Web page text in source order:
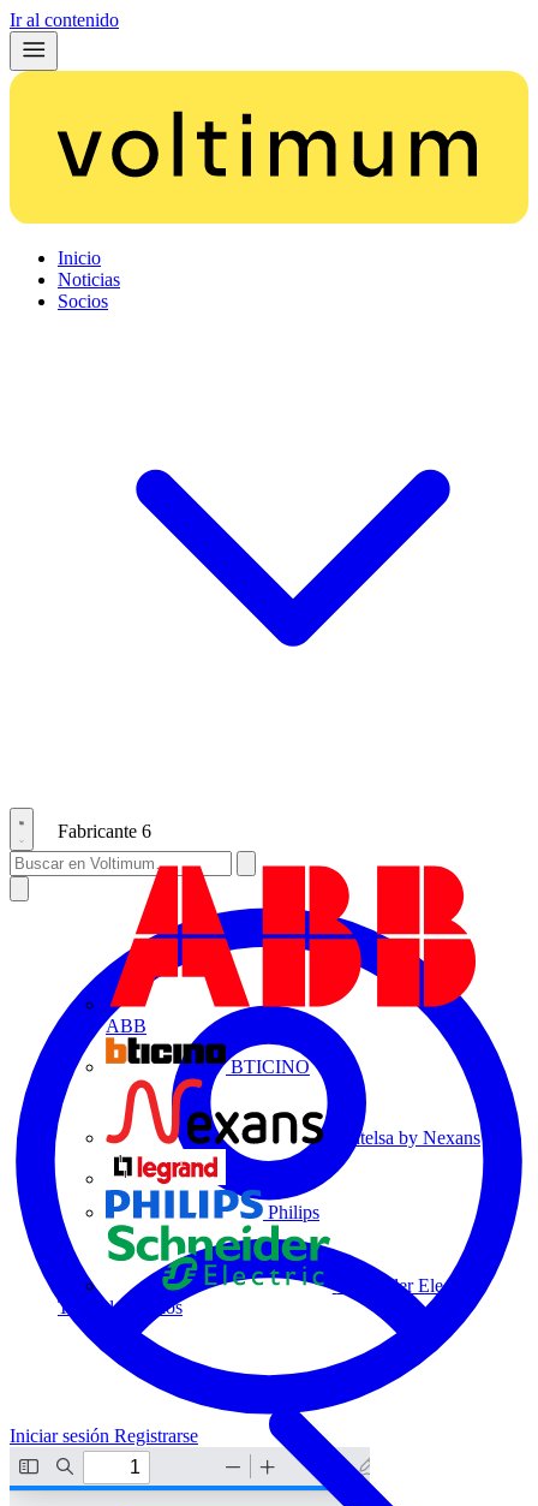
Ir al contenido
Inicio
Noticias
Socios
Fabricante 6
ABB
BTICINO
Centelsa by Nexans
Philips
Schneider Electric
Todos los socios
Iniciar sesión Registrarse